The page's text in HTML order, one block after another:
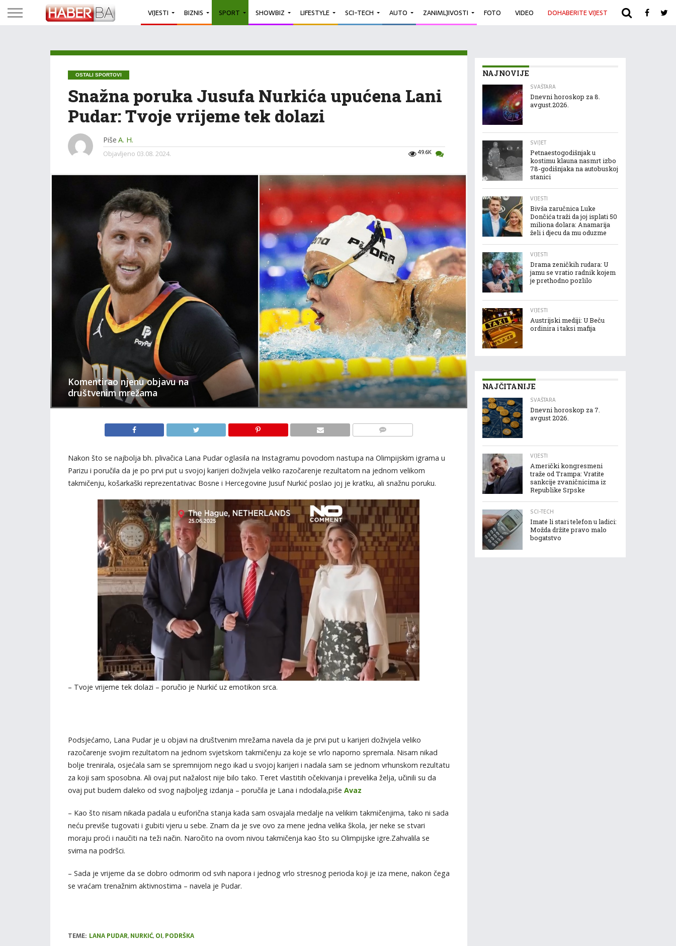
VIJESTI BIZNIS SPORT SHOWBIZ LIFESTYLE SCI-TECH AUTO ZANIMLJIVOSTI FOTO VIDEO DOHABERITE VIJEST ARHIVA
OSTALI SPORTOVI
Snažna poruka Jusufa Nurkića upućena Lani
Pudar: Tvoje vrijeme tek dolazi
Piše A. H.
49.6K
Objavljeno 03.08. 2024.
Komentirao njenu objavu na
društvenim mrežama
Nakon što se najbolja bh. plivačica Lana Pudar oglasila na Instagramu povodom nastupa na Olimpijskim igrama u
Parizu i poručila da je po prvi put u svojoj karijeri doživjela veliko razočarenje rezultatom na jednom velikom
takmičenju, košarkaški reprezentativac Bosne i Hercegovine Jusuf Nurkić poslao joj je kratku, ali snažnu poruku.
– Tvoje vrijeme tek dolazi – poručio je Nurkić uz emotikon srca.
Podsjećamo, Lana Pudar je u objavi na društvenim mrežama navela da je prvi put u karijeri doživjela veliko
razočarenje svojim rezultatom na jednom svjetskom takmičenju za koje se vrlo naporno spremala. Nisam nikad
bolje trenirala, osjećala sam se spremnijom nego ikad u svojoj karijeri i nadala sam se jednom vrhunskom rezultatu
za koji sam sposobna. Ali ovaj put nažalost nije bilo tako. Teret vlastitih očekivanja i prevelika želja, učinili su da
ovaj put budem daleko od svog najboljeg izdanja – poručila je Lana i ndodala,piše Avaz
– Kao što nisam nikada padala u euforična stanja kada sam osvajala medalje na velikim takmičenjima, tako ni sada
neću previše tugovati i gubiti vjeru u sebe. Znam da je sve ovo za mene jedna velika škola, jer neke se stvari
moraju proći i naučiti na teži način. Naročito na ovom nivou takmičenja kao što su Olimpijske igre.Zahvalila se
svima na podršci.
– Sada je vrijeme da se dobro odmorim od svih napora i jednog vrlo stresnog perioda koji je iza mene, nakon čega
se vraćam trenažnim aktivnostima – navela je Pudar.
TEME: LANA PUDAR, NURKIĆ, OI, PODRŠKA
NAJNOVIJE
SVAŠTARA
Dnevni horoskop za 8.
avgust.2026.
SVIJET
Petnaestogodišnjak u
kostimu klauna nasmrt izbo
78-godišnjaka na autobuskoj
stanici
VIJESTI
Bivša zaručnica Luke
Dončića traži da joj isplati 50
miliona dolara: Anamarija
želi i djecu da mu oduzme
VIJESTI
Drama zeničkih rudara: U
jamu se vratio radnik kojem
je prethodno pozlilo
VIJESTI
Austrijski mediji: U Beču
ordinira i taksi mafija
NAJČITANIJE
SVAŠTARA
Dnevni horoskop za 7.
avgust 2026.
VIJESTI
Američki kongresmeni
traže od Trampa: Vratite
sankcije zvaničnicima iz
Republike Srpske
SCI-TECH
Imate li stari telefon u ladici:
Možda držite pravo malo
bogatstvo